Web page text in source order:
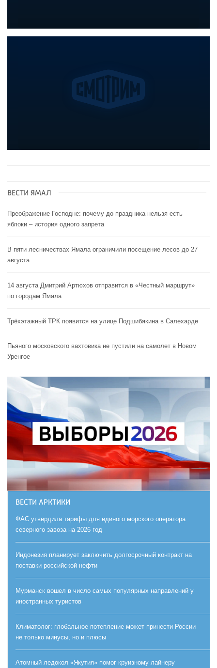
ВЕСТИ ЯМАЛ
Преображение Господне: почему до праздника нельзя есть
яблоки – история одного запрета
В пяти лесничествах Ямала ограничили посещение лесов до 27
августа
14 августа Дмитрий Артюхов отправится в «Честный маршрут»
по городам Ямала
Трёхэтажный ТРК появится на улице Подшибякина в Салехарде
Пьяного московского вахтовика не пустили на самолет в Новом
Уренгое
ВЕСТИ АРКТИКИ
ФАС утвердила тарифы для единого морского оператора
северного завоза на 2026 год
Индонезия планирует заключить долгосрочный контракт на
поставки российской нефти
Мурманск вошел в число самых популярных направлений у
иностранных туристов
Климатолог: глобальное потепление может принести России
не только минусы, но и плюсы
Атомный ледокол «Якутия» помог круизному лайнеру